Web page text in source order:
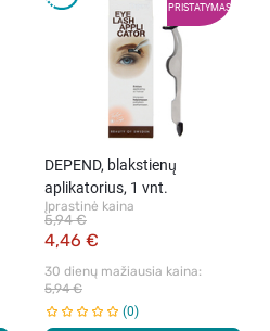
PRISTATYMAS
DEPEND, blakstienų
aplikatorius, 1 vnt.
Įprastinė kaina
4,46 €
5,94 €
30 dienų mažiausia kaina:
5,94 €
0